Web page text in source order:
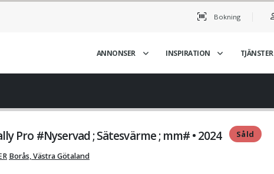
Bokning
ANNONSER INSPIRATION TJÄNSTER
Pro #Nyservad ; Sätesvärme ; mm# • 2024 Såld
Borås, Västra Götaland